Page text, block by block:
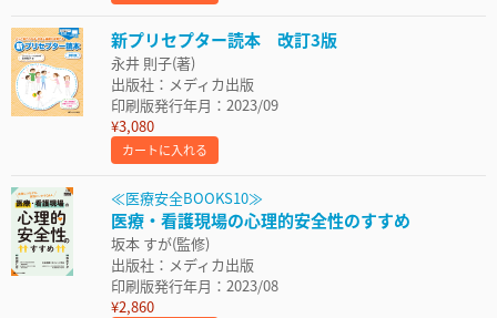
新プリセプター読本 改訂3版
永井 則子(著)
出版社：メディカ出版
印刷版発行年月：2023/09
¥3,080
カートに入れる
≪医療安全BOOKS10≫
医療・看護現場の心理的安全性のすすめ
坂本 すが(監修)
出版社：メディカ出版
印刷版発行年月：2023/08
¥2,860